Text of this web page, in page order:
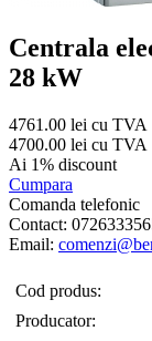
Centrala
28 kW
4761.00 lei cu TVA
4700.00 lei cu TVA
Ai 1% discount
Cumpara
Comanda telefonic
Contact:
Email:
Cod produs:
Producator: